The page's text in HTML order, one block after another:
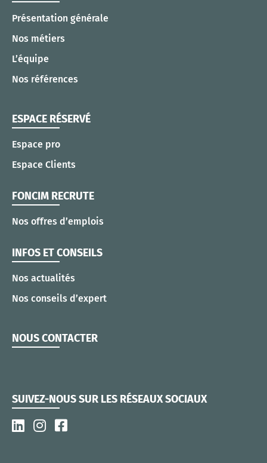
Présentation générale
Nos métiers
L’équipe
Nos références
ESPACE RÉSERVÉ
Espace pro
Espace Clients
FONCIM RECRUTE
Nos offres d’emplois
INFOS ET CONSEILS
Nos actualités
Nos conseils d’expert
NOUS CONTACTER
SUIVEZ-NOUS SUR LES RÉSEAUX SOCIAUX